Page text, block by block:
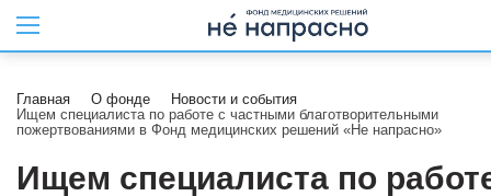
Главная О фонде
Новости и события
Ищем специалиста по работе с частными благотворительными
пожертвованиями в Фонд медицинских решений «Не напрасно»
Ищем специалиста по